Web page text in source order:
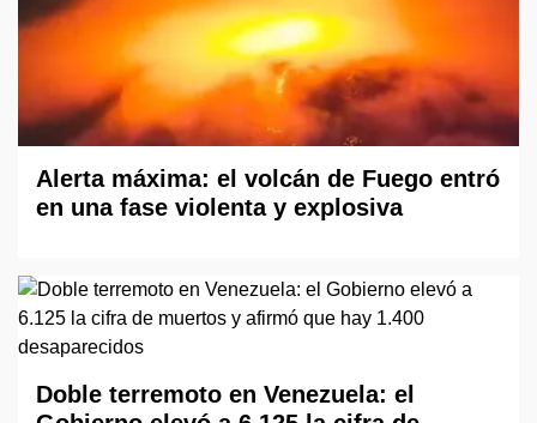
Alerta máxima: el volcán de Fuego entró
en una fase violenta y explosiva
Doble terremoto en Venezuela: el